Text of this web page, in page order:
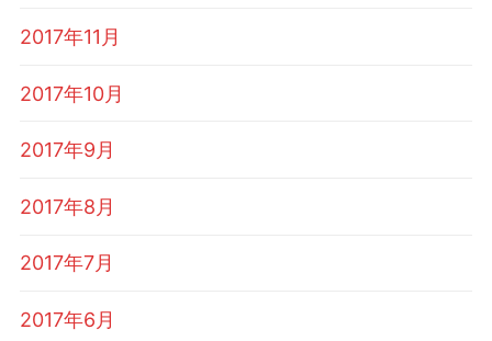
2017年11月
2017年10月
2017年9月
2017年8月
2017年7月
2017年6月